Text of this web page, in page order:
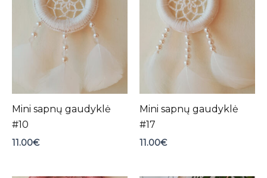
Mini sapnų gaudyklė
#10
11.00€
Mini sapnų gaudyklė
#17
11.00€